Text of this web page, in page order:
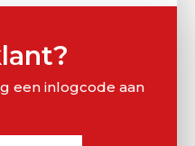
een inlogcode aan